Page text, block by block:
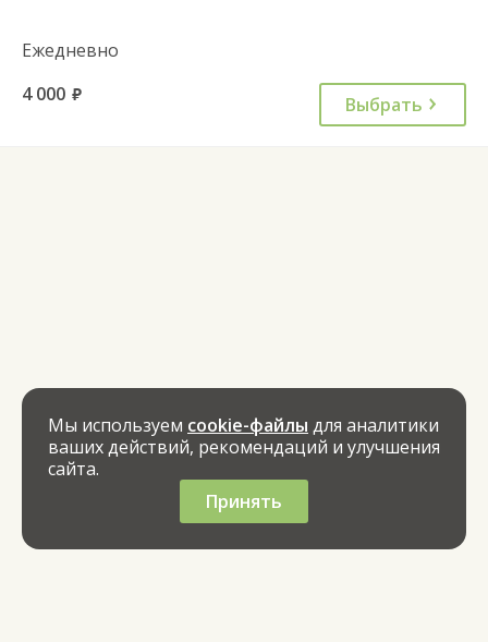
Ежедневно
4 000 руб. Выбрать
Мы используем cookie-файлы для аналитики
ваших действий, рекомендаций и улучшения
сайта.
Принять